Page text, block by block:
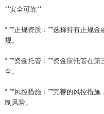
**安全可靠**
* **正规资质：**选择持有正规
规。
* **资金托管：**资金应托管在
全。
* **风控措施：**完善的风控措
制风险。